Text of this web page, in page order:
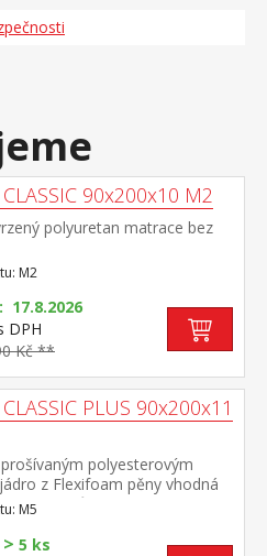
90x200x10 M2
polyuretan matrace bez
M2
17.8.2026
DPH
Kč **
PLUS 90x200x11
polyesterovým
z Flexifoam pěny vhodná
typy roštů potah snímatelný a
40 °C doporučená nosnost do
M5
> 5 ks